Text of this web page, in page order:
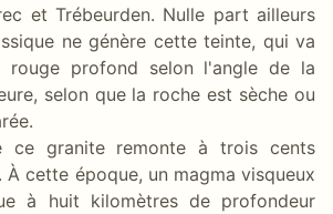
et Trébeurden. Nulle part ailleurs
ne génère cette teinte, qui va
rouge profond selon l'angle de la
selon que la roche est sèche ou
ce granite remonte à trois cents
À cette époque, un magma visqueux
à huit kilomètres de profondeur